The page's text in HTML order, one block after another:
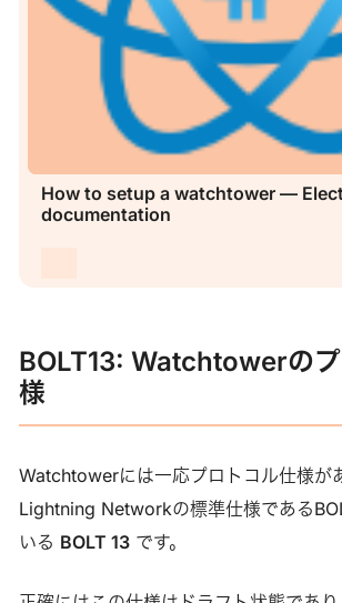
How to setup a watchtower —
documentation
BOLT13: Watchtowerの
様
Watchtowerには一応プロトコル仕様が
Lightning Networkの標準仕様である
いる BOLT 13です。